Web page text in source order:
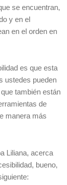
se encuentran,
y en el
en el orden en
es que esta
ustedes pueden
también están
de
manera más
Liliana, acerca
bueno,